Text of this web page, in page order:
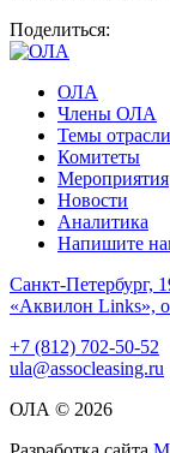
Поделиться:
ОЛА
Члены ОЛА
Темы отрасли
Комитеты
Мероприятия
Новости
Аналитика
Напишите
Санкт-Петербург,
«Аквилон Links»,
+7 (812) 702-50-52
ula@assocleasing.ru
ОЛА © 2026